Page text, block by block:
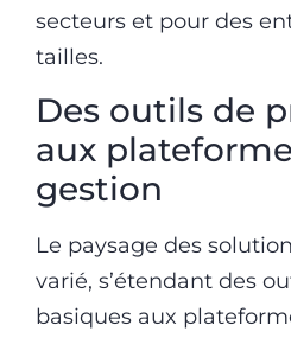
secteurs et pour des
tailles.
Des outils de
aux
gestion
Le paysage des
varié, s’étendant des
basiques aux